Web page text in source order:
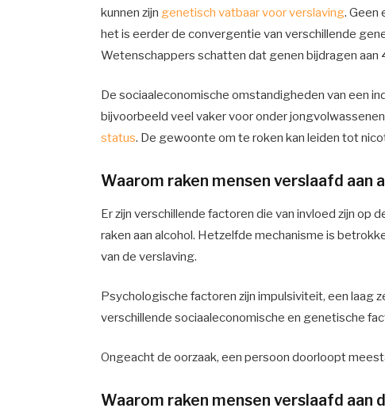
kunnen zijn genetisch vatbaar voor verslaving. Geen
het is eerder de convergentie van verschillende
Wetenschappers schatten dat genen bijdragen
De sociaaleconomische omstandigheden van een
bijvoorbeeld veel vaker voor onder
status. De gewoonte om te roken kan leiden tot
Waarom raken mensen verslaafd aan
Er zijn verschillende factoren die van invloed zijn op
raken aan alcohol. Hetzelfde mechanisme is
van de verslaving.
Psychologische factoren zijn impulsiviteit, een laag
verschillende sociaaleconomische en genetische
Ongeacht de oorzaak, een persoon doorloopt
Waarom raken mensen verslaafd aan